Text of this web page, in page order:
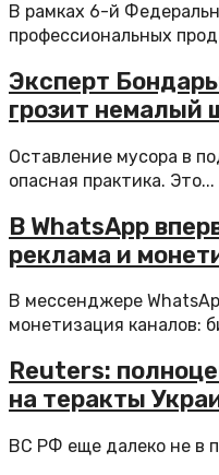
В рамках 6-й
профессиональных
Эксперт
грозит немалый
Оставление мусора в
опасная практика. Это...
В WhatsApp
реклама и
В мессенджере
монетизация каналов:
Reuters:
на теракты
ВС РФ еще далеко не в